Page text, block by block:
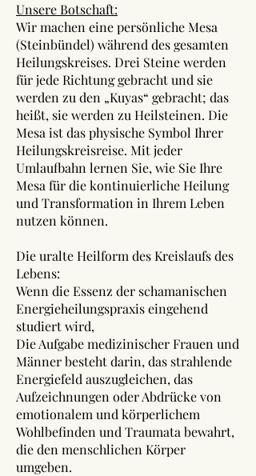
Unsere Botschaft:
Wir machen eine persönliche Mesa
(Steinbündel) während des gesamten
Heilungskreises. Drei Steine ​​werden
für jede Richtung gebracht und sie
werden zu den „Kuyas“ gebracht; das
heißt, sie werden zu Heilsteinen. Die
Mesa ist das physische Symbol Ihrer
Heilungskreisreise. Mit jeder
Umlaufbahn lernen Sie, wie Sie Ihre
Mesa für die kontinuierliche Heilung
und Transformation in Ihrem Leben
nutzen können.
Die uralte Heilform des Kreislaufs des
Lebens:
Wenn die Essenz der schamanischen
Energieheilungspraxis eingehend
studiert wird,
Die Aufgabe medizinischer Frauen und
Männer besteht darin, das strahlende
Energiefeld auszugleichen, das
Aufzeichnungen oder Abdrücke von
emotionalem und körperlichem
Wohlbefinden und Traumata bewahrt,
die den menschlichen Körper
umgeben.